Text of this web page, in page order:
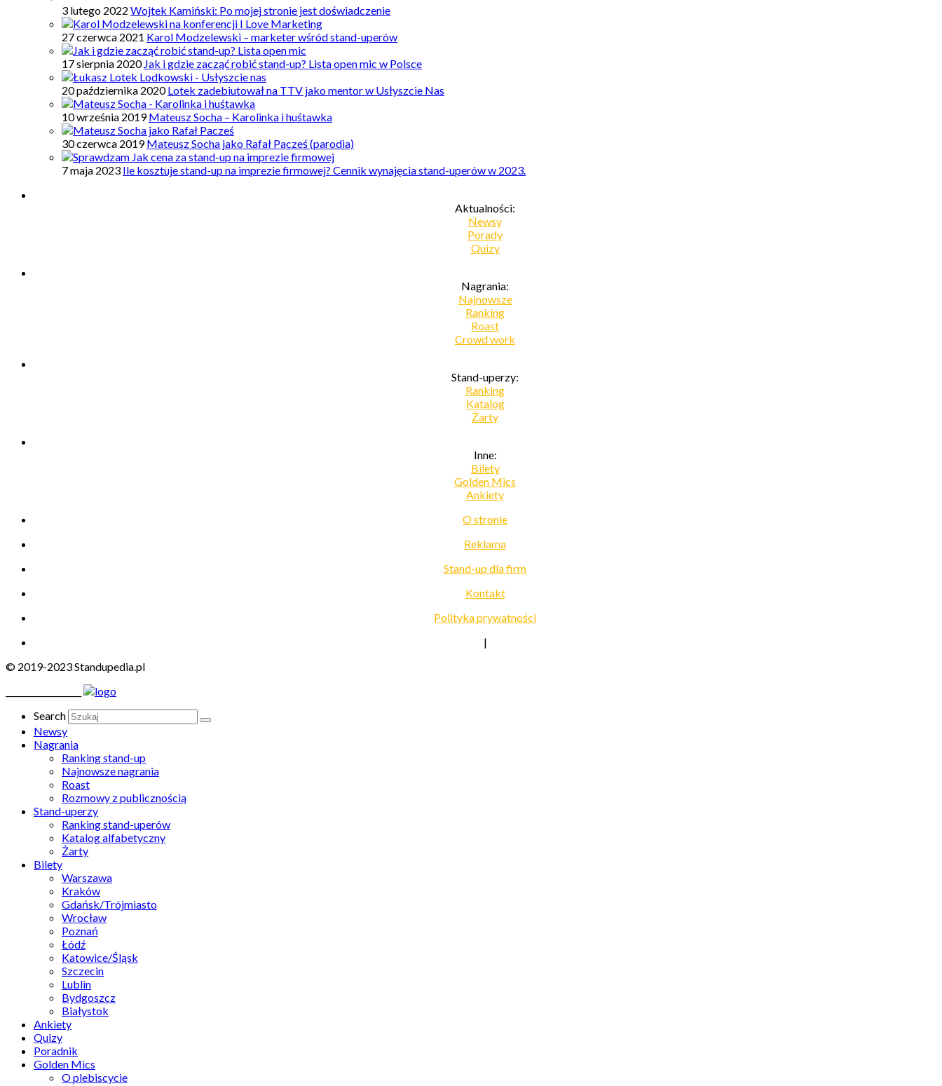
3 lutego 2022 Wojtek Kamiński: Po mojej stronie jest doświadczenie
27 czerwca 2021 Karol Modzelewski – marketer wśród stand-uperów
17 sierpnia 2020 Jak i gdzie zacząć robić stand-up? Lista open mic w Polsce
20 października 2020 Lotek zadebiutował na TTV jako mentor w Usłyszcie Nas
10 września 2019 Mateusz Socha – Karolinka i huśtawka
30 czerwca 2019 Mateusz Socha jako Rafał Pacześ (parodia)
7 maja 2023 Ile kosztuje stand-up na imprezie firmowej? Cennik wynajęcia stand-uperów w 2023.
Aktualności:
Newsy
Porady
Quizy
Nagrania:
Najnowsze
Ranking
Roast
Crowd work
Stand-uperzy:
Ranking
Katalog
Żarty
Inne:
Bilety
Golden Mics
Ankiety
O stronie
Reklama
Stand-up dla firm
Kontakt
Polityka prywatności
|
© 2019-2023 Standupedia.pl
Search
Newsy
Nagrania
Ranking stand-up
Najnowsze nagrania
Roast
Rozmowy z publicznością
Stand-uperzy
Ranking stand-uperów
Katalog alfabetyczny
Żarty
Bilety
Warszawa
Kraków
Gdańsk/Trójmiasto
Wrocław
Poznań
Łódź
Katowice/Śląsk
Szczecin
Lublin
Bydgoszcz
Białystok
Ankiety
Quizy
Poradnik
Golden Mics
O plebiscycie